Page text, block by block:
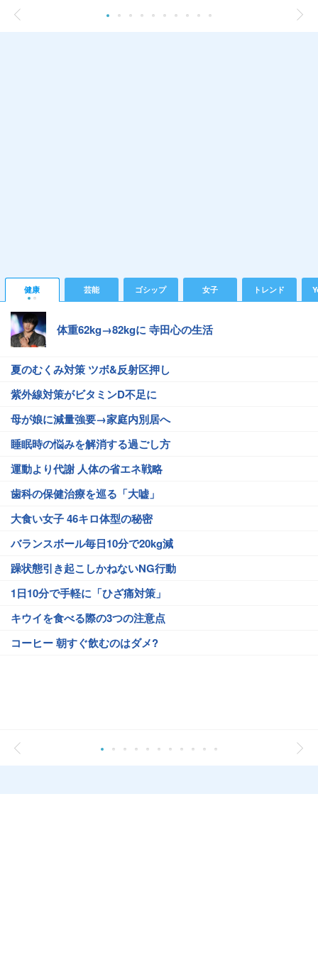
健康 芸能 ゴシップ 女子 トレンド
体重62kg→82kgに 寺田心の生活
夏のむくみ対策 ツボ&反射区押し
紫外線対策がビタミンD不足に
母が娘に減量強要→家庭内別居へ
睡眠時の悩みを解消する過ごし方
運動より代謝 人体の省エネ戦略
歯科の保健治療を巡る「大嘘」
大食い女子 46キロ体型の秘密
バランスボール毎日10分で20kg減
躁状態引き起こしかねないNG行動
1日10分で手軽に「ひざ痛対策」
キウイを食べる際の3つの注意点
コーヒー 朝すぐ飲むのはダメ?